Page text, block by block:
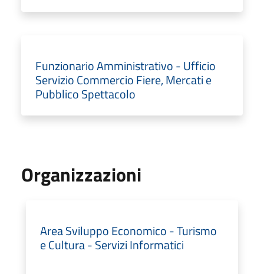
Funzionario Amministrativo - Ufficio
Servizio Commercio Fiere, Mercati e
Pubblico Spettacolo
Organizzazioni
Area Sviluppo Economico - Turismo
e Cultura - Servizi Informatici